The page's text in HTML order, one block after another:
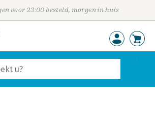
voor 23:00 besteld, morgen in huis